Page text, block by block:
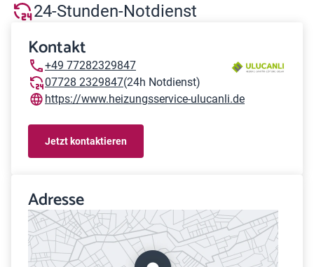
24-Stunden-Notdienst
Kontakt
+49 77282329847
07728 2329847(24h Notdienst)
https://www.heizungsservice-ulucanli.de
Jetzt kontaktieren
Adresse